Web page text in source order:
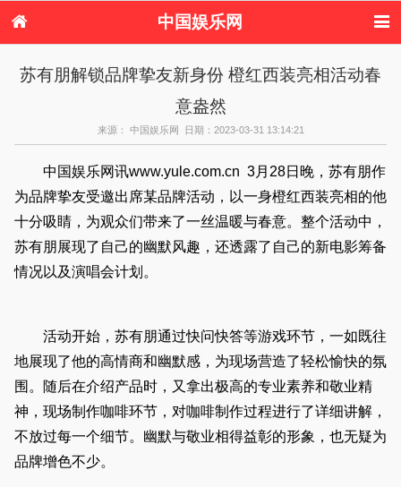
中国娱乐网
港台娱乐
日本娱乐 韩国娱乐
欧美娱乐
音乐新闻 影视新闻
港台明星八卦
日本韩国明星
欧美明星八卦
苏有朋解锁品牌挚友新身份 橙红西装亮相活动春
意盎然
来源： 中国娱乐网 日期：2023-03-31 13:14:21
中国娱乐网讯www.yule.com.cn 3月28日晚，苏有朋作
为品牌挚友受邀出席某品牌活动，以一身橙红西装亮相的他
十分吸睛，为观众们带来了一丝温暖与春意。整个活动中，
苏有朋展现了自己的幽默风趣，还透露了自己的新电影筹备
情况以及演唱会计划。
活动开始，苏有朋通过快问快答等游戏环节，一如既往
地展现了他的高情商和幽默感，为现场营造了轻松愉快的氛
围。随后在介绍产品时，又拿出极高的专业素养和敬业精
神，现场制作咖啡环节，对咖啡制作过程进行了详细讲解，
不放过每一个细节。幽默与敬业相得益彰的形象，也无疑为
品牌增色不少。